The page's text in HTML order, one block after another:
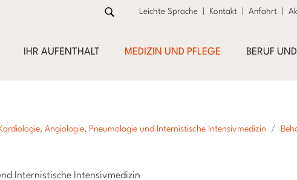
Leichte Sprache Kontakt Anfahrt
IHR AUFENTHALT MEDIZIN UND PFLEGE BERUF
Angiologie, Pneumologie und Internistische Intensivmedizin
Internistische Intensivmedizin